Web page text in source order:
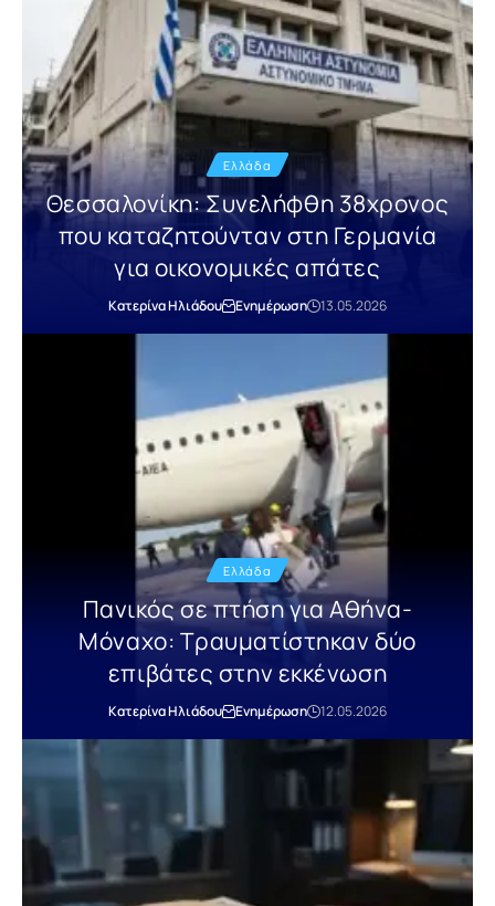
Ελλάδα
Θεσσαλονίκη: Συνελήφθη 38χρονος
που καταζητούνταν στη Γερμανία
για οικονομικές απάτες
Κατερίνα Ηλιάδου Ενημέρωση 13.05.2026
Ελλάδα
Πανικός σε πτήση για Αθήνα-
Μόναχο: Τραυματίστηκαν δύο
επιβάτες στην εκκένωση
Κατερίνα Ηλιάδου Ενημέρωση 12.05.2026